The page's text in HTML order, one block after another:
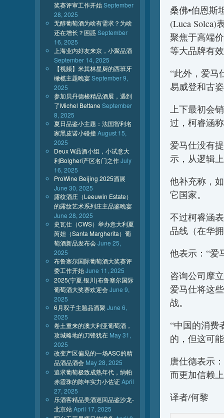
桑佛•伯恩斯
(Luca Solca)
聚焦于高端
等大品牌有
“此外，爱马
易威登和古
上下最初会
过，柯睿涵
爱马仕没有
示，从逻辑
他补充称，
它国家。
不过柯睿涵
品线（在华
他表示：“爱
咨询公司摩
爱马仕将这
战。
“中国的消费
的，但这可
唐仕德表示
而更加信赖
译者/何黎
奖赛评审工作开始September
28, 2025
无醇葡萄酒为啥有需求？为啥
还在增长？困惑September
16, 2025
上海业内好友来京，小聚品酒
September 14, 2025
【视频】米其林星厨的西班牙
橄榄主题晚宴September 9,
2025
参加贝丹德梭精品酒展，遇到
了Michel Bettane September
8, 2025
夏日品鉴小主题：法国智利名
家黑皮诺小碰撞August 15,
2025
Deux W品酒小组，小试意大
利Bolgheri产区名门之作July
16, 2025
ProWine Beijing 2025酒展
June 30, 2025
露纹酒庄（Leeuwin Estate）
的露纹艺术系列庄主品鉴晚宴
June 28, 2025
史瓦仕（CWS）举办意大利夏
芮妲（Santa Margherita）葡
萄酒新品发布会June 25,
2025
布鲁塞尔国际葡萄酒大奖赛评
委工作开始June 11, 2025
2025(宁夏.银川)布鲁塞尔国际
葡萄酒大奖赛欢迎会June 9,
2025
6月双子主题品酒聚 June 6,
2025
卷土重来的澳大利亚葡萄酒，
攻城略地的刀锋犹在 May 31,
2025
改变产区偏见的一场ASC的精
品酒品酒会 May 28, 2025
追求葡萄极致成熟年代，纳帕
赤霞珠的陈年实力小佐证April
27, 2025
乐酒客精品美酒巡回品鉴沙龙-
北京站April 17, 2025